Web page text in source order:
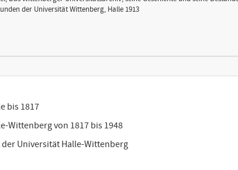
der Universität Wittenberg, Halle 1913
bis 1817
Wittenberg von 1817 bis 1948
Universität Halle-Wittenberg